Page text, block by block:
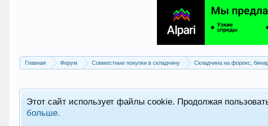
Главная Форум Совместные покупки в складчину Складчина на форекс,
Этот сайт использует файлы cookie. Продолжая
больше.